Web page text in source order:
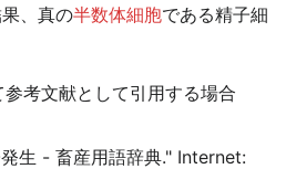
、真の半数体細胞である精子細
考文献として引用する場合
生 - 畜産用語辞典." Internet: